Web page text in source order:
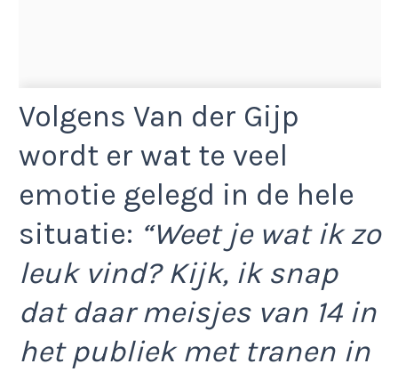
Volgens Van der Gijp
wordt er wat te veel
emotie gelegd in de hele
situatie: “Weet je wat ik zo
leuk vind? Kijk, ik snap
dat daar meisjes van 14 in
het publiek met tranen in